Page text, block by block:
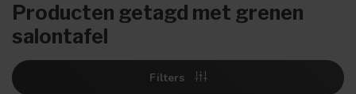
Producten getagd met grenen
salontafel
Filters